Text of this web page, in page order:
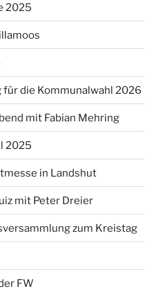
2025
die Kommunalwahl 2026
mit Fabian Mehring
2025
in Landshut
mit Peter Dreier
zum Kreistag
FW